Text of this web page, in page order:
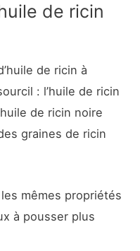
de ricin
de ricin à
: l’huile de ricin
de ricin noire
graines de ricin
mêmes propriétés
à pousser plus